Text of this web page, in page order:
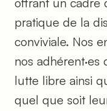
pratique de la
conviviale. Nos
nos adhérent·es
lutte libre ainsi
quel que soit